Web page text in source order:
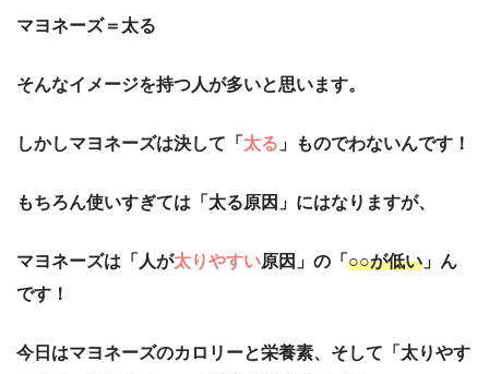
マヨネーズ＝太る
そんなイメージを持つ人が多いと思います。
しかしマヨネーズは決して「 太る 」ものでわないんです！
もちろん使いすぎては「太る原因」にはなりますが、
マヨネーズは「人が太りやすい原因」の「 ○○が低い 」ん
です！
今日はマヨネーズのカロリーと栄養素、そして「太りやす